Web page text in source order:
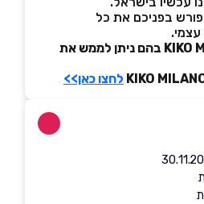
פורש בפניכם את כל
עצמי.
לרשימת סניפי KIKO MILANO בהם ניתן לממש את
לחצו כאן>>